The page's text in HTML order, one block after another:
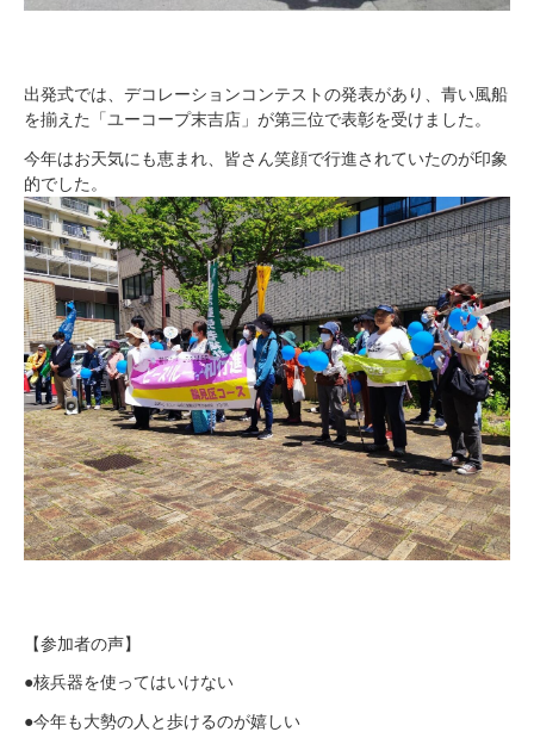
出発式では、デコレーションコンテストの発表があり、青い風船
を揃えた「ユーコープ末吉店」が第三位で表彰を受けました。
今年はお天気にも恵まれ、皆さん笑顔で行進されていたのが印象
的でした。
【参加者の声】
●核兵器を使ってはいけない
●今年も大勢の人と歩けるのが嬉しい